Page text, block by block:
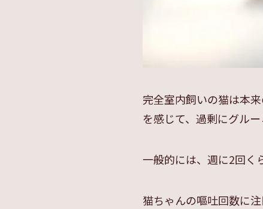
完全室内飼いの猫は本
を感じて、過剰にグル
一般的には、週に2回く
猫ちゃんの嘔吐回数に